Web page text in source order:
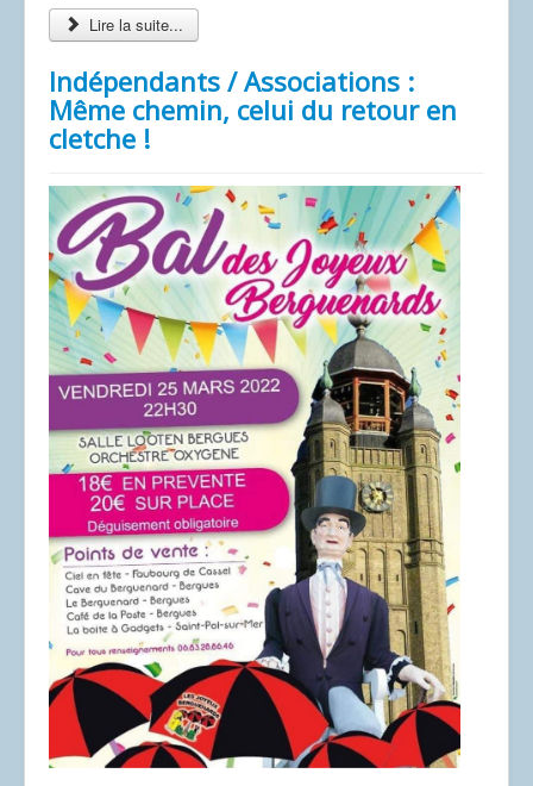
Lire la suite...
Indépendants / Associations :
Même chemin, celui du retour en
cletche !